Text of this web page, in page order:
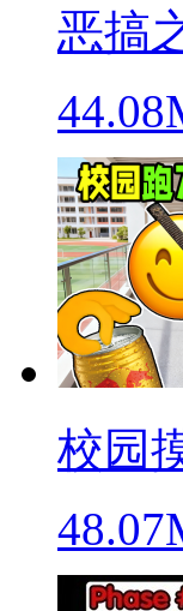
恶搞
校园